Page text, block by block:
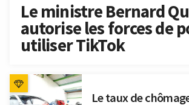
Le ministre Bernard
autorise les forces de
utiliser TikTok
Le taux de